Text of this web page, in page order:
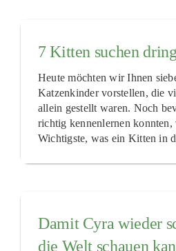
7 Kitten suchen
Heute möchten wir Ihnen
Katzenkinder vorstellen, die
allein gestellt waren. Noch
richtig kennenlernen konnten,
Wichtigste, was ein Kitten in
Damit Cyra wieder
die Welt schauen